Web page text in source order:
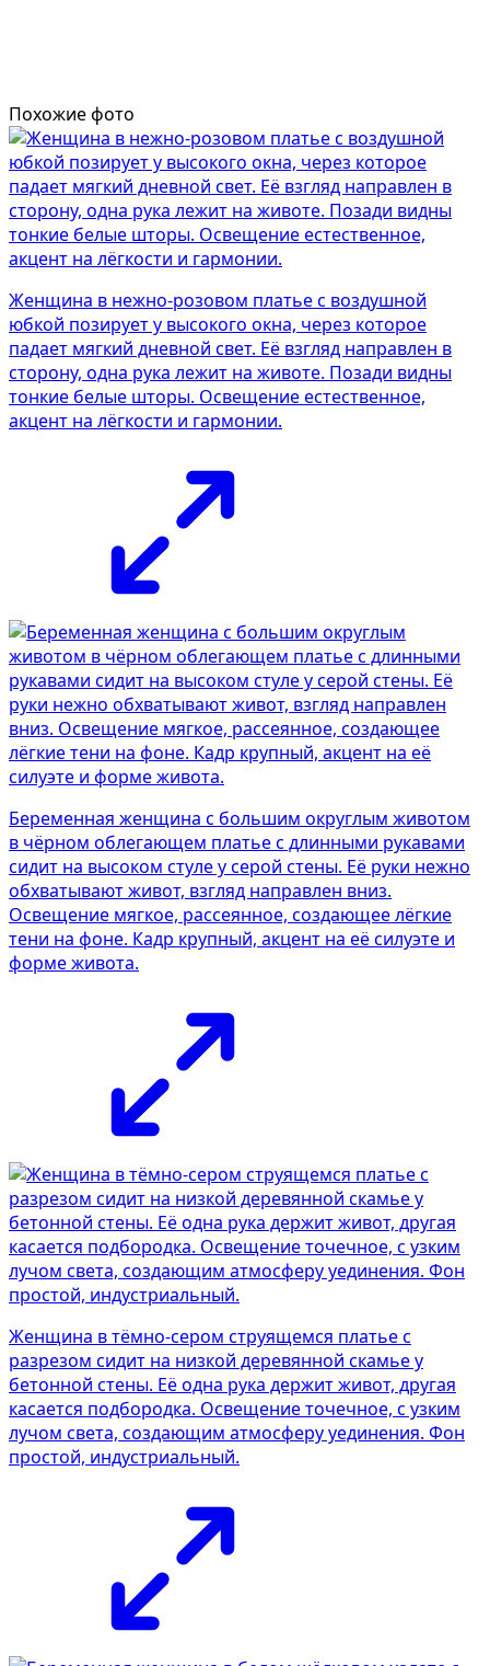
Похожие фото
Женщина в нежно-розовом платье с воздушной
юбкой позирует у высокого окна, через которое
падает мягкий дневной свет. Её взгляд направлен в
сторону, одна рука лежит на животе. Позади видны
тонкие белые шторы. Освещение естественное,
акцент на лёгкости и гармонии.
Беременная женщина с большим округлым животом
в чёрном облегающем платье с длинными рукавами
сидит на высоком стуле у серой стены. Её руки нежно
обхватывают живот, взгляд направлен вниз.
Освещение мягкое, рассеянное, создающее лёгкие
тени на фоне. Кадр крупный, акцент на её силуэте и
форме живота.
Женщина в тёмно-сером струящемся платье с
разрезом сидит на низкой деревянной скамье у
бетонной стены. Её одна рука держит живот, другая
касается подбородка. Освещение точечное, с узким
лучом света, создающим атмосферу уединения. Фон
простой, индустриальный.